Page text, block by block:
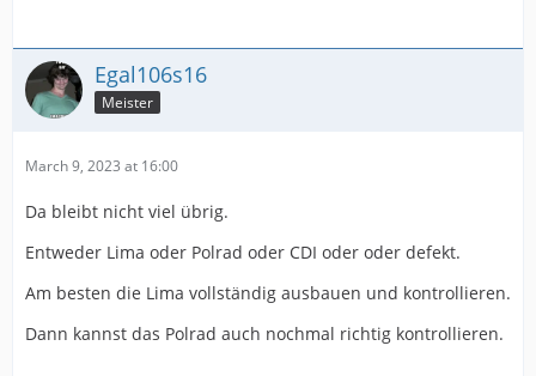
Egal106s16
Meister
March 9, 2023 at 16:00
Da bleibt nicht viel übrig.
Entweder Lima oder Polrad oder CDI oder oder defekt.
Am besten die Lima vollständig ausbauen und kontrollieren.
Dann kannst das Polrad auch nochmal richtig kontrollieren.